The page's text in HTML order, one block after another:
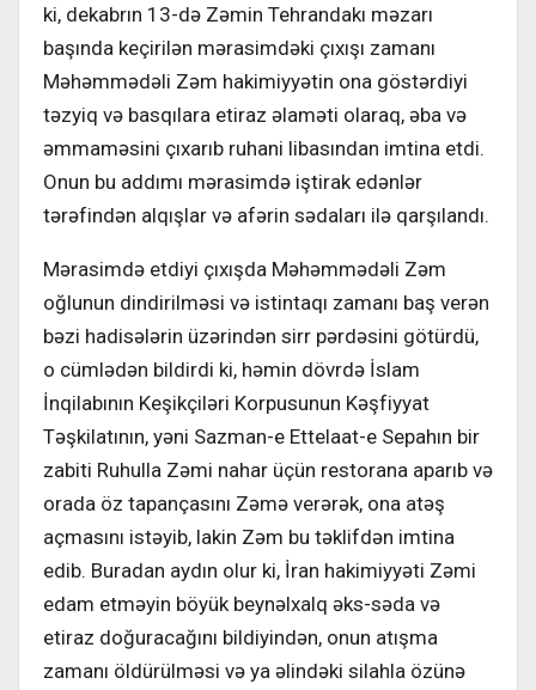
ki, dekabrın 13-də Zəmin Tehrandakı məzarı
başında keçirilən mərasimdəki çıxışı zamanı
Məhəmmədəli Zəm hakimiyyətin ona göstərdiyi
təzyiq və basqılara etiraz əlaməti olaraq, əba və
əmmaməsini çıxarıb ruhani libasından imtina etdi.
Onun bu addımı mərasimdə iştirak edənlər
tərəfindən alqışlar və afərin sədaları ilə qarşılandı.
Mərasimdə etdiyi çıxışda Məhəmmədəli Zəm
oğlunun dindirilməsi və istintaqı zamanı baş verən
bəzi hadisələrin üzərindən sirr pərdəsini götürdü,
o cümlədən bildirdi ki, həmin dövrdə İslam
İnqilabının Keşikçiləri Korpusunun Kəşfiyyat
Təşkilatının, yəni Sazman-e Ettelaat-e Sepahın bir
zabiti Ruhulla Zəmi nahar üçün restorana aparıb və
orada öz tapançasını Zəmə verərək, ona atəş
açmasını istəyib, lakin Zəm bu təklifdən imtina
edib. Buradan aydın olur ki, İran hakimiyyəti Zəmi
edam etməyin böyük beynəlxalq əks-səda və
etiraz doğuracağını bildiyindən, onun atışma
zamanı öldürülməsi və ya əlindəki silahla özünə